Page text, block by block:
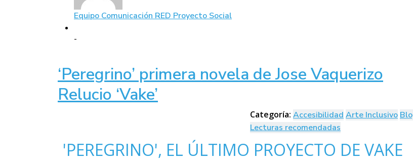
Equipo Comunicación RED Proyecto Social
-
‘Peregrino’ primera novela de Jose Vaquerizo
Relucio ‘Vake’
Categoría: Accesibilidad Arte Inclusivo
Lecturas recomendadas
'PEREGRINO', EL ÚLTIMO PROYECTO DE VAKE